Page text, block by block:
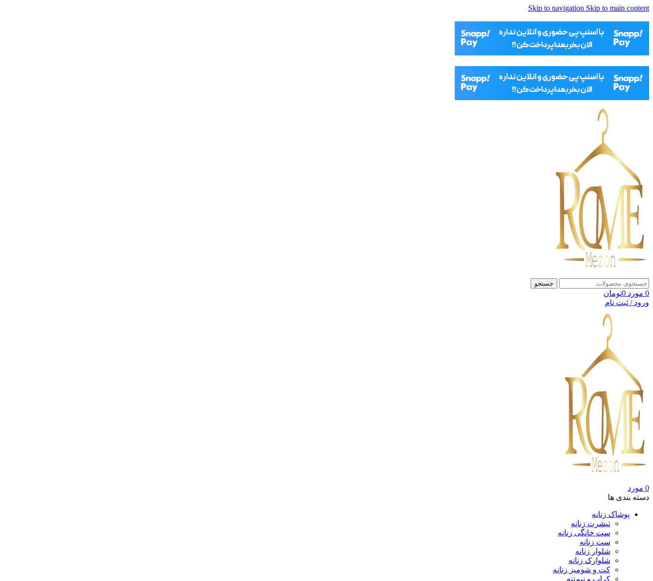
Skip to navigation Skip to main content
جستجو
0 مورد 0تومان
ورود / ثبت نام
0 مورد
دسته بندی ها
پوشاک زنانه
تیشرت زنانه
ست خانگی زنانه
ست زنانه
شلوار زنانه
شلوارک زنانه
کت و شومیز زنانه
کراپ و نیم‌تنه